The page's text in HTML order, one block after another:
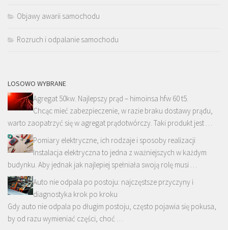
Objawy awarii samochodu
Rozruch i odpalanie samochodu
LOSOWO WYBRANE
Agregat 50kw. Najlepszy prąd – himoinsa hfw 60 t5.
Chcąc mieć zabezpieczenie, w razie braku dostawy prądu,
warto zaopatrzyć się w agregat prądotwórczy. Taki produkt jest …
Pomiary elektryczne, ich rodzaje i sposoby realizacji
Instalacja elektryczna to jedna z ważniejszych w każdym
budynku. Aby jednak jak najlepiej spełniała swoją rolę musi …
Auto nie odpala po postoju: najczęstsze przyczyny i
diagnostyka krok po kroku
Gdy auto nie odpala po długim postoju, często pojawia się pokusa,
by od razu wymieniać części, choć …